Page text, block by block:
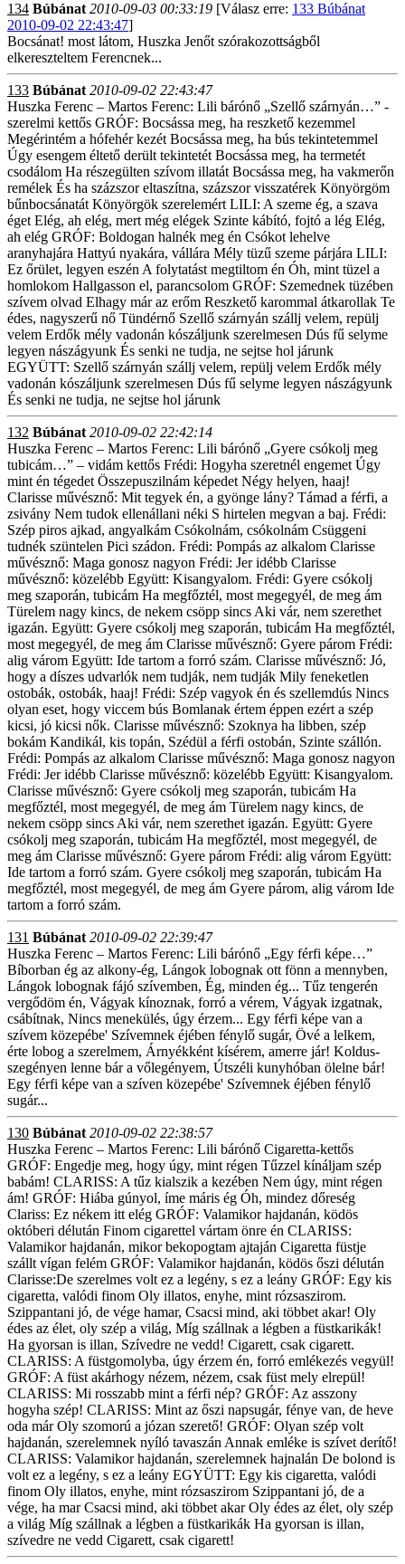
134 Búbánat 2010-09-03 00:33:19 [Válasz erre: 133 Búbánat
2010-09-02 22:43:47]
Bocsánat! most látom, Huszka Jenőt szórakozottságből
elkereszteltem Ferencnek...
133 Búbánat 2010-09-02 22:43:47
Huszka Ferenc – Martos Ferenc: Lili bárónő „Szellő szárnyán…” -
szerelmi kettős GRÓF: Bocsássa meg, ha reszkető kezemmel
Megérintém a hófehér kezét Bocsássa meg, ha bús tekintetemmel
Úgy esengem éltető derült tekintetét Bocsássa meg, ha termetét
csodálom Ha részegülten szívom illatát Bocsássa meg, ha vakmerőn
remélek És ha százszor eltaszítna, százszor visszatérek Könyörgöm
bűnbocsánatát Könyörgök szerelemért LILI: A szeme ég, a szava
éget Elég, ah elég, mert még elégek Szinte kábító, fojtó a lég Elég,
ah elég GRÓF: Boldogan halnék meg én Csókot lehelve
aranyhajára Hattyú nyakára, vállára Mély tüzű szeme párjára LILI:
Ez őrület, legyen eszén A folytatást megtiltom én Óh, mint tüzel a
homlokom Hallgasson el, parancsolom GRÓF: Szemednek tüzében
szívem olvad Elhagy már az erőm Reszkető karommal átkarollak Te
édes, nagyszerű nő Tündérnő Szellő szárnyán szállj velem, repülj
velem Erdők mély vadonán kószáljunk szerelmesen Dús fű selyme
legyen nászágyunk És senki ne tudja, ne sejtse hol járunk
EGYÜTT: Szellő szárnyán szállj velem, repülj velem Erdők mély
vadonán kószáljunk szerelmesen Dús fű selyme legyen nászágyunk
És senki ne tudja, ne sejtse hol járunk
132 Búbánat 2010-09-02 22:42:14
Huszka Ferenc – Martos Ferenc: Lili bárónő „Gyere csókolj meg
tubicám…” – vidám kettős Frédi: Hogyha szeretnél engemet Úgy
mint én tégedet Összepuszilnám képedet Négy helyen, haaj!
Clarisse művésznő: Mit tegyek én, a gyönge lány? Támad a férfi, a
zsivány Nem tudok ellenállani néki S hirtelen megvan a baj. Frédi:
Szép piros ajkad, angyalkám Csókolnám, csókolnám Csüggeni
tudnék szüntelen Pici szádon. Frédi: Pompás az alkalom Clarisse
művésznő: Maga gonosz nagyon Frédi: Jer idébb Clarisse
művésznő: közelébb Együtt: Kisangyalom. Frédi: Gyere csókolj
meg szaporán, tubicám Ha megfőztél, most megegyél, de meg ám
Türelem nagy kincs, de nekem csöpp sincs Aki vár, nem szerethet
igazán. Együtt: Gyere csókolj meg szaporán, tubicám Ha megfőztél,
most megegyél, de meg ám Clarisse művésznő: Gyere párom Frédi:
alig várom Együtt: Ide tartom a forró szám. Clarisse művésznő: Jó,
hogy a díszes udvarlók nem tudják, nem tudják Mily feneketlen
ostobák, ostobák, haaj! Frédi: Szép vagyok én és szellemdús Nincs
olyan eset, hogy viccem bús Bomlanak értem éppen ezért a szép
kicsi, jó kicsi nők. Clarisse művésznő: Szoknya ha libben, szép
bokám Kandikál, kis topán, Szédül a férfi ostobán, Szinte szállón.
Frédi: Pompás az alkalom Clarisse művésznő: Maga gonosz nagyon
Frédi: Jer idébb Clarisse művésznő: közelébb Együtt: Kisangyalom.
Clarisse művésznő: Gyere csókolj meg szaporán, tubicám Ha
megfőztél, most megegyél, de meg ám Türelem nagy kincs, de
nekem csöpp sincs Aki vár, nem szerethet igazán. Együtt: Gyere
csókolj meg szaporán, tubicám Ha megfőztél, most megegyél, de
meg ám Clarisse művésznő: Gyere párom Frédi: alig várom Együtt:
Ide tartom a forró szám. Gyere csókolj meg szaporán, tubicám Ha
megfőztél, most megegyél, de meg ám Gyere párom, alig várom Ide
tartom a forró szám.
131 Búbánat 2010-09-02 22:39:47
Huszka Ferenc – Martos Ferenc: Lili bárónő „Egy férfi képe…”
Bíborban ég az alkony-ég, Lángok lobognak ott fönn a mennyben,
Lángok lobognak fájó szívemben, Ég, minden ég... Tűz tengerén
vergődöm én, Vágyak kínoznak, forró a vérem, Vágyak izgatnak,
csábítnak, Nincs menekülés, úgy érzem... Egy férfi képe van a
szívem közepébe' Szívemnek éjében fénylő sugár, Övé a lelkem,
érte lobog a szerelmem, Árnyékként kísérem, amerre jár! Koldus-
szegényen lenne bár a vőlegényem, Útszéli kunyhóban ölelne bár!
Egy férfi képe van a szíven közepébe' Szívemnek éjében fénylő
sugár...
130 Búbánat 2010-09-02 22:38:57
Huszka Ferenc – Martos Ferenc: Lili bárónő Cigaretta-kettős
GRÓF: Engedje meg, hogy úgy, mint régen Tűzzel kínáljam szép
babám! CLARISS: A tűz kialszik a kezében Nem úgy, mint régen
ám! GRÓF: Hiába gúnyol, íme máris ég Óh, mindez dőreség
Clariss: Ez nékem itt elég GRÓF: Valamikor hajdanán, ködös
októberi délután Finom cigarettel vártam önre én CLARISS:
Valamikor hajdanán, mikor bekopogtam ajtaján Cigaretta füstje
szállt vígan felém GRÓF: Valamikor hajdanán, ködös őszi délután
Clarisse:De szerelmes volt ez a legény, s ez a leány GRÓF: Egy kis
cigaretta, valódi finom Oly illatos, enyhe, mint rózsaszirom.
Szippantani jó, de vége hamar, Csacsi mind, aki többet akar! Oly
édes az élet, oly szép a világ, Míg szállnak a légben a füstkarikák!
Ha gyorsan is illan, Szívedre ne vedd! Cigarett, csak cigarett.
CLARISS: A füstgomolyba, úgy érzem én, forró emlékezés vegyül!
GRÓF: A füst akárhogy nézem, nézem, csak füst mely elrepül!
CLARISS: Mi rosszabb mint a férfi nép? GRÓF: Az asszony
hogyha szép! CLARISS: Mint az őszi napsugár, fénye van, de heve
oda már Oly szomorú a józan szerető! GRÓF: Olyan szép volt
hajdanán, szerelemnek nyíló tavaszán Annak emléke is szívet derítő!
CLARISS: Valamikor hajdanán, szerelemnek hajnalán De bolond is
volt ez a legény, s ez a leány EGYÜTT: Egy kis cigaretta, valódi
finom Oly illatos, enyhe, mint rózsaszirom Szippantani jó, de a
vége, ha mar Csacsi mind, aki többet akar Oly édes az élet, oly szép
a világ Míg szállnak a légben a füstkarikák Ha gyorsan is illan,
szívedre ne vedd Cigarett, csak cigarett!